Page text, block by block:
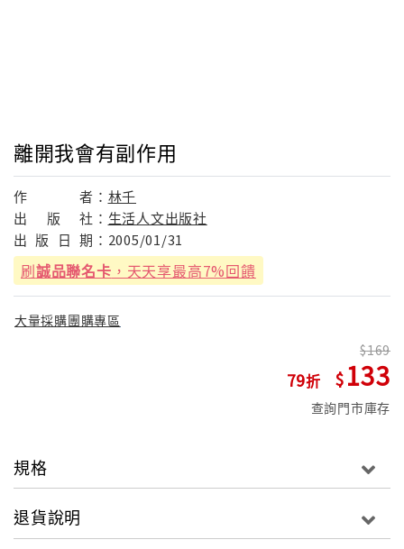
離開我會有副作用
作 者： 林千
出
版 社： 生活人文出版社
出 版 日 期： 2005/01/31
刷誠品聯名卡 ，天天享最高7%回饋
大量採購團購專區
79
169
133
查詢門市庫存
規格
退貨說明